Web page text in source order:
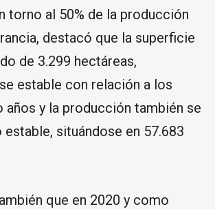
torno al 50% de la producción
destacó que la superficie
de 3.299 hectáreas,
estable con relación a los
y la producción también se
estable, situándose en 57.683
que en 2020 y como